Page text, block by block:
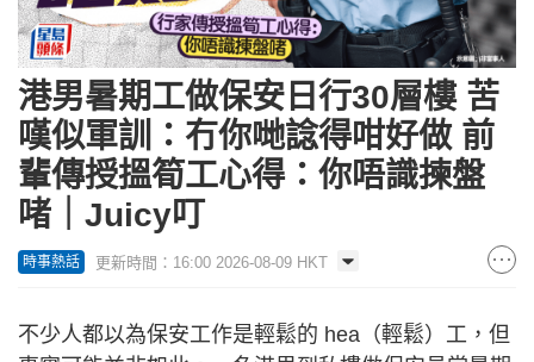
港男暑期工做保安日行30層樓 苦
嘆似軍訓：冇你哋諗得咁好做 前
輩傳授搵筍工心得：你唔識揀盤
啫｜Juicy叮
時事熱話 更新時間：16:00 2026-08-09 HKT
不少人都以為保安工作是輕鬆的 hea（輕鬆）工，但